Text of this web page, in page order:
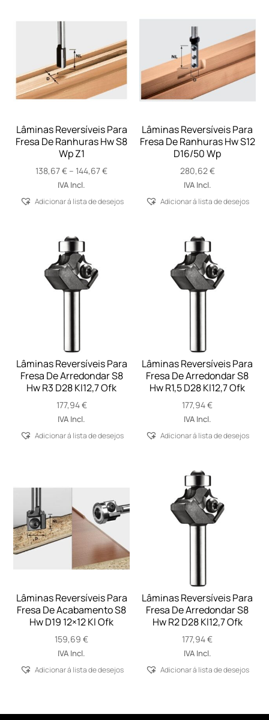
Lâminas Reversíveis Para
Fresa De Ranhuras Hw S8
Wp Z1
138,67€ – 144,67€Price
through
IVA Incl.
Adicionar á lista de desejos
Lâminas Reversíveis Para
Fresa De Ranhuras Hw S12
D16/50 Wp
280,62€
IVA Incl.
Adicionar á lista de desejos
Lâminas Reversíveis Para
Fresa De Arredondar S8
Hw R3 D28 Kl12,7 Ofk
177,94€
IVA Incl.
Adicionar á lista de desejos
Lâminas Reversíveis Para
Fresa De Arredondar S8
Hw R1,5 D28 Kl12,7 Ofk
177,94€
IVA Incl.
Adicionar á lista de desejos
Lâminas Reversíveis Para
Fresa De Acabamento S8
Hw D19 12×12 Kl Ofk
159,69€
IVA Incl.
Adicionar á lista de desejos
Lâminas Reversíveis Para
Fresa De Arredondar S8
Hw R2 D28 Kl12,7 Ofk
177,94€
IVA Incl.
Adicionar á lista de desejos